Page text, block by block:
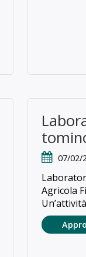
07/02/
Agricola